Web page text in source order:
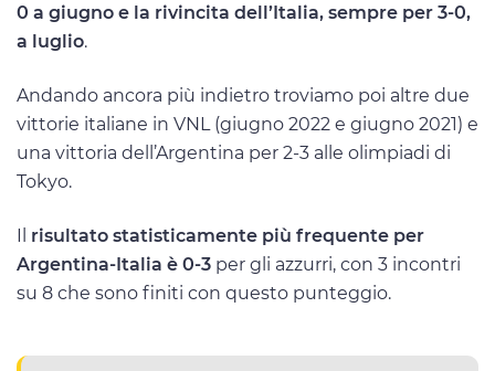
0 a giugno e la rivincita dell’Italia, sempre per 3-0,
a luglio.
Andando ancora più indietro troviamo poi altre due
vittorie italiane in VNL (giugno 2022 e giugno 2021) e
una vittoria dell’Argentina per 2-3 alle olimpiadi di
Tokyo.
Il risultato statisticamente più frequente per
Argentina-Italia è 0-3 per gli azzurri, con 3 incontri
su 8 che sono finiti con questo punteggio.